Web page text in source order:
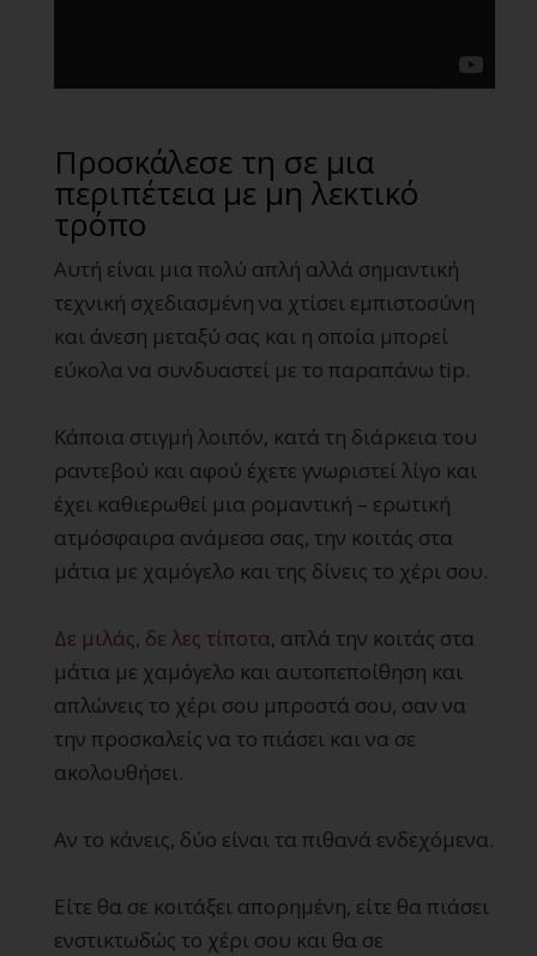
Προσκάλεσε τη σε μια
περιπέτεια με μη λεκτικό
τρόπο
Αυτή είναι μια πολύ απλή αλλά σημαντική
τεχνική σχεδιασμένη να χτίσει εμπιστοσύνη
και άνεση μεταξύ σας και η οποία μπορεί
εύκολα να συνδυαστεί με το παραπάνω tip.
Κάποια στιγμή λοιπόν, κατά τη διάρκεια του
ραντεβού και αφού έχετε γνωριστεί λίγο και
έχει καθιερωθεί μια ρομαντική – ερωτική
ατμόσφαιρα ανάμεσα σας, την κοιτάς στα
μάτια με χαμόγελο και της δίνεις το χέρι σου.
Δε μιλάς, δε λες τίποτα, απλά την κοιτάς στα
μάτια με χαμόγελο και αυτοπεποίθηση και
απλώνεις το χέρι σου μπροστά σου, σαν να
την προσκαλείς να το πιάσει και να σε
ακολουθήσει.
Αν το κάνεις, δύο είναι τα πιθανά ενδεχόμενα.
Είτε θα σε κοιτάξει απορημένη, είτε θα πιάσει
ενστικτωδώς το χέρι σου και θα σε